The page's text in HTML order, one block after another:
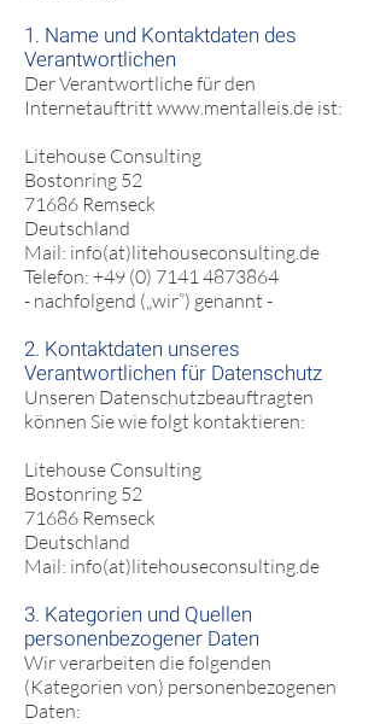
1. Name und Kontaktdaten des
Verantwortlichen
Der Verantwortliche für den
Internetauftritt www.mentalleis.de ist:
Litehouse Consulting
Bostonring 52
71686 Remseck
Deutschland
Mail: info(at)litehouseconsulting.de
Telefon: +49 (0) 7141 4873864
- nachfolgend („wir”) genannt -
2. Kontaktdaten unseres
Verantwortlichen für Datenschutz
Unseren Datenschutzbeauftragten
können Sie wie folgt kontaktieren:
Litehouse Consulting
Bostonring 52
71686 Remseck
Deutschland
Mail: info(at)litehouseconsulting.de
3. Kategorien und Quellen
personenbezogener Daten
Wir verarbeiten die folgenden
(Kategorien von) personenbezogenen
Daten: